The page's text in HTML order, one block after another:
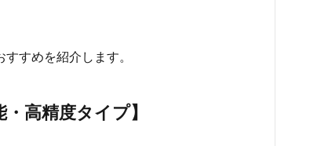
すめを紹介します。
高精度タイプ】